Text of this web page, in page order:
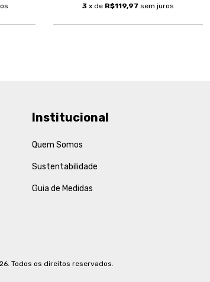
3 x de R$119,97 sem juros
Institucional
Quem Somos
Sustentabilidade
Guia de Medidas
Todos os direitos reservados.